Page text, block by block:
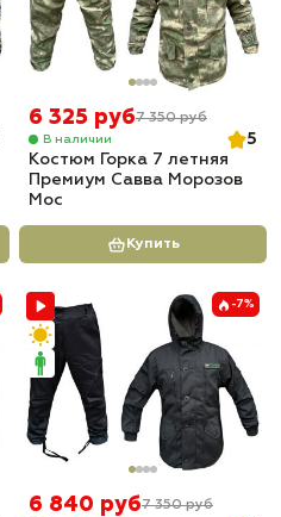
6 325 руб7 350 руб
В наличии
5
Костюм Горка 7 летняя
Премиум Савва Морозов
Мос
Купить
-7%
6 840 руб7 350 руб